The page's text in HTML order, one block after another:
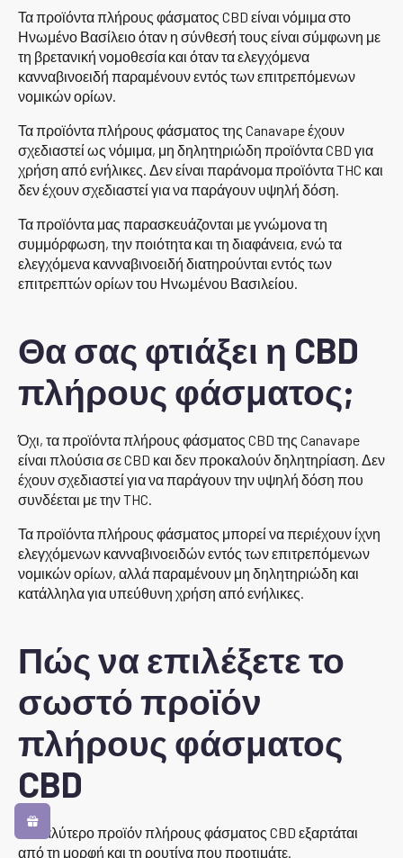
Τα προϊόντα πλήρους φάσματος CBD είναι νόμιμα στο
Ηνωμένο Βασίλειο όταν η σύνθεσή τους είναι σύμφωνη με
τη βρετανική νομοθεσία και όταν τα ελεγχόμενα
κανναβινοειδή παραμένουν εντός των επιτρεπόμενων
νομικών ορίων.
Τα προϊόντα πλήρους φάσματος της Canavape έχουν
σχεδιαστεί ως νόμιμα, μη δηλητηριώδη προϊόντα CBD για
χρήση από ενήλικες. Δεν είναι παράνομα προϊόντα THC και
δεν έχουν σχεδιαστεί για να παράγουν υψηλή δόση.
Τα προϊόντα μας παρασκευάζονται με γνώμονα τη
συμμόρφωση, την ποιότητα και τη διαφάνεια, ενώ τα
ελεγχόμενα κανναβινοειδή διατηρούνται εντός των
επιτρεπτών ορίων του Ηνωμένου Βασιλείου.
Θα σας φτιάξει η CBD
πλήρους φάσματος;
Όχι, τα προϊόντα πλήρους φάσματος CBD της Canavape
είναι πλούσια σε CBD και δεν προκαλούν δηλητηρίαση. Δεν
έχουν σχεδιαστεί για να παράγουν την υψηλή δόση που
συνδέεται με την THC.
Τα προϊόντα πλήρους φάσματος μπορεί να περιέχουν ίχνη
ελεγχόμενων κανναβινοειδών εντός των επιτρεπόμενων
νομικών ορίων, αλλά παραμένουν μη δηλητηριώδη και
κατάλληλα για υπεύθυνη χρήση από ενήλικες.
Πώς να επιλέξετε το
σωστό προϊόν
πλήρους φάσματος
CBD
Το καλύτερο προϊόν πλήρους φάσματος CBD εξαρτάται
από τη μορφή και τη ρουτίνα που προτιμάτε.